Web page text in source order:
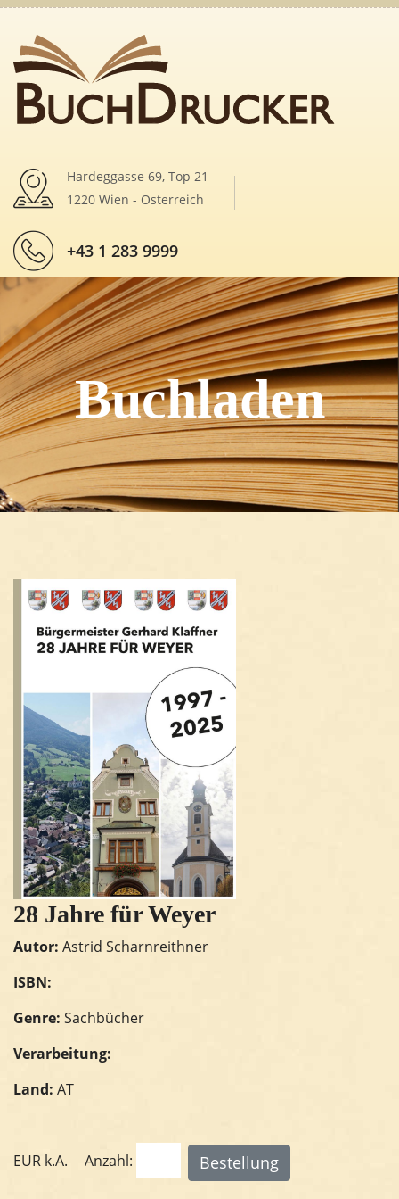
Hardeggasse 69, Top 21
1220 Wien - Österreich
+43 1 283 9999
Buchladen
28 Jahre für Weyer
Autor: Astrid Scharnreithner
ISBN:
Genre: Sachbücher
Verarbeitung:
Land: AT
EUR k.A. Anzahl: